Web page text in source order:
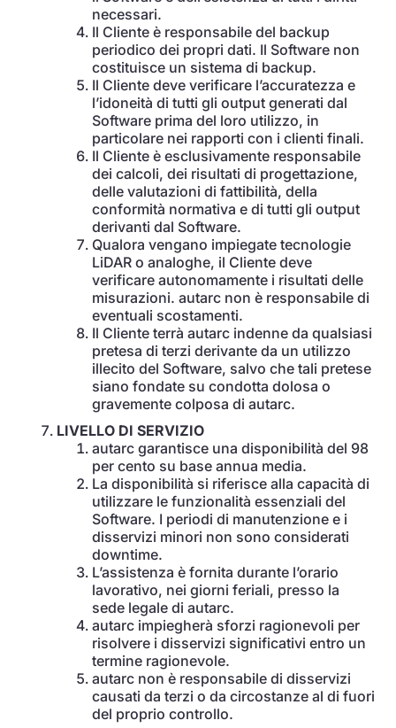
necessari.
Il Cliente è responsabile del backup
periodico dei propri dati. Il Software non
costituisce un sistema di backup.
Il Cliente deve verificare l’accuratezza e
l’idoneità di tutti gli output generati dal
Software prima del loro utilizzo, in
particolare nei rapporti con i clienti finali.
Il Cliente è esclusivamente responsabile
dei calcoli, dei risultati di progettazione,
delle valutazioni di fattibilità, della
conformità normativa e di tutti gli output
derivanti dal Software.
Qualora vengano impiegate tecnologie
LiDAR o analoghe, il Cliente deve
verificare autonomamente i risultati delle
misurazioni. autarc non è responsabile di
eventuali scostamenti.
Il Cliente terrà autarc indenne da qualsiasi
pretesa di terzi derivante da un utilizzo
illecito del Software, salvo che tali pretese
siano fondate su condotta dolosa o
gravemente colposa di autarc.
LIVELLO DI SERVIZIO
autarc garantisce una disponibilità del 98
per cento su base annua media.
La disponibilità si riferisce alla capacità di
utilizzare le funzionalità essenziali del
Software. I periodi di manutenzione e i
disservizi minori non sono considerati
downtime.
L’assistenza è fornita durante l’orario
lavorativo, nei giorni feriali, presso la
sede legale di autarc.
autarc impiegherà sforzi ragionevoli per
risolvere i disservizi significativi entro un
termine ragionevole.
autarc non è responsabile di disservizi
causati da terzi o da circostanze al di fuori
del proprio controllo.